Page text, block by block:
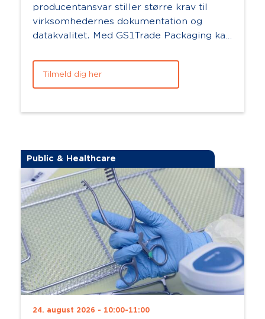
producentansvar stiller større krav til
virksomhedernes dokumentation og
datakvalitet. Med GS1Trade Packaging kan
arbejde mere ef...
Tilmeld dig her
Public & Healthcare
24. august 2026 - 10:00-11:00